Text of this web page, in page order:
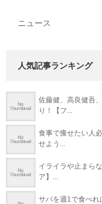
ニュース
人気記事ランキング
佐藤健、高良健吾
り！【フ...
食事で痩せたい人
せよう...
イライラや止まら
ア】...
サバを週1で食べ